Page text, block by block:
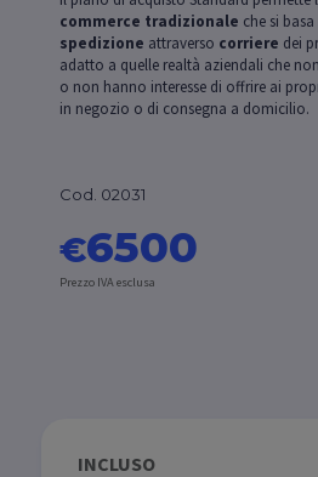
commerce tradizionale che si
spedizione attraverso corriere dei
adatto a quelle realtà aziendali che
o non hanno interesse di offrire ai
in negozio o di consegna a domicilio.
Cod. 02031
€6500
Prezzo IVA esclusa
INCLUSO